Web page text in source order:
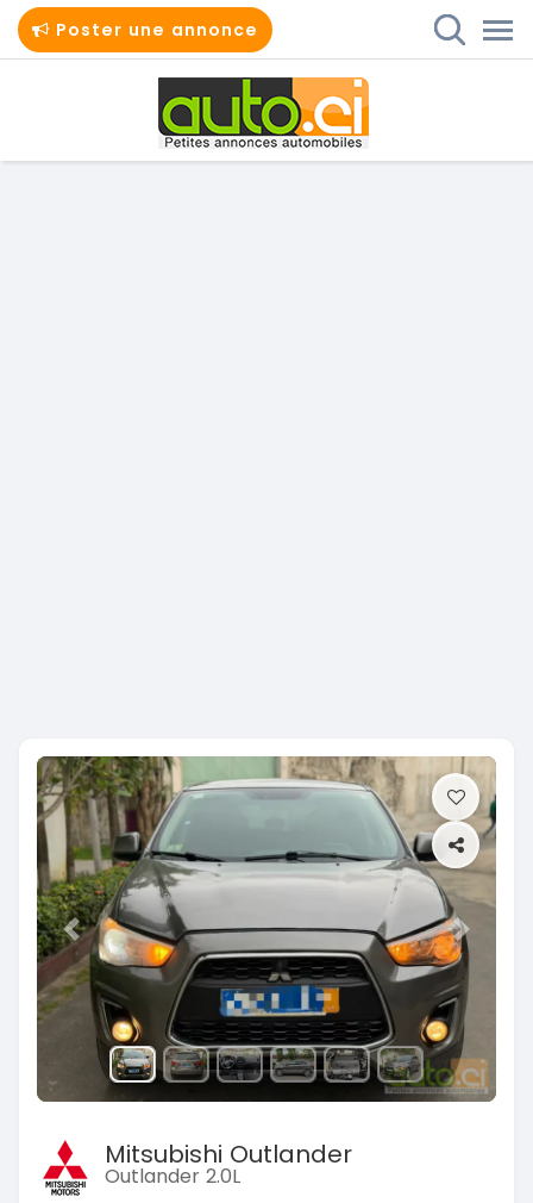
Poster une annonce
Previous Next
Mitsubishi Outlander
Outlander 2.0L